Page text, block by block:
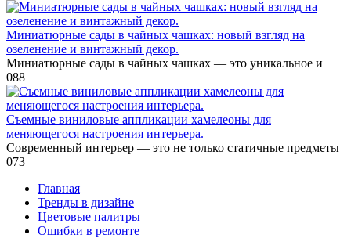
Миниатюрные сады в чайных чашках: новый взгляд на
озеленение и винтажный декор.
Миниатюрные сады в чайных чашках — это уникальное и
088
Съемные виниловые аппликации хамелеоны для
меняющегося настроения интерьера.
Современный интерьер — это не только статичные предметы
073
Главная
Тренды в дизайне
Цветовые палитры
Ошибки в ремонте